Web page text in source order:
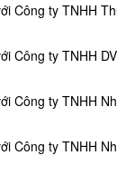
Công ty TNHH
Công ty TNHH
Công ty TNHH
Công ty TNHH